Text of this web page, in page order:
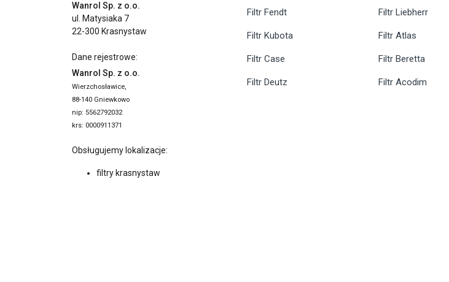
Wanrol Sp. z o.o.
ul. Matysiaka 7
22-300 Krasnystaw
Dane rejestrowe:
Wanrol Sp. z o.o.
Wierzchosławice,
88-140 Gniewkowo
nip: 5562792032
krs: 0000911371
Obsługujemy lokalizacje:
filtry krasnystaw
Filtr Fendt
Filtr Kubota
Filtr Case
Filtr Deutz
Filtr Liebherr
Filtr Atlas
Filtr Beretta
Filtr Acodim